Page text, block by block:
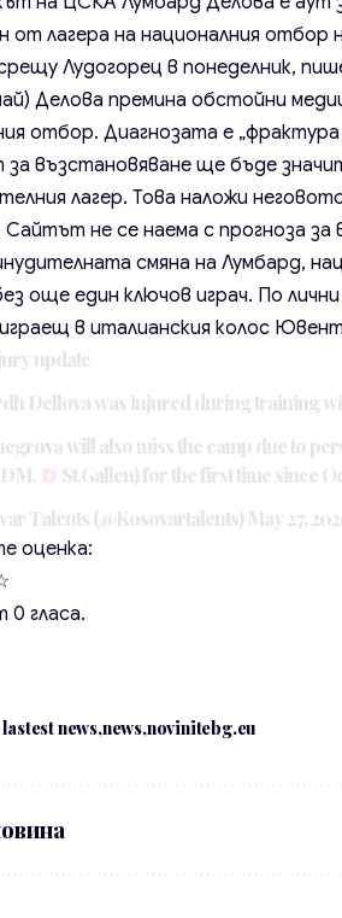
от лагера на националния отбор
Лудогорец в понеделник,
Делова премина обстойни
отбор. Диагнозата е
възстановяване ще бъде
лагер. Това наложи
Сайтът не се наема с прогноза
смяна на Лумбард,
още един ключов играч. По
в италианския колос
update
Dellova was injured during training
will also miss the camp due to
St.Gallen) for the first time since
Talents (@Kosovartalents) May 27,
оценка:
0 гласа.
lastest news news novinitebg.eu